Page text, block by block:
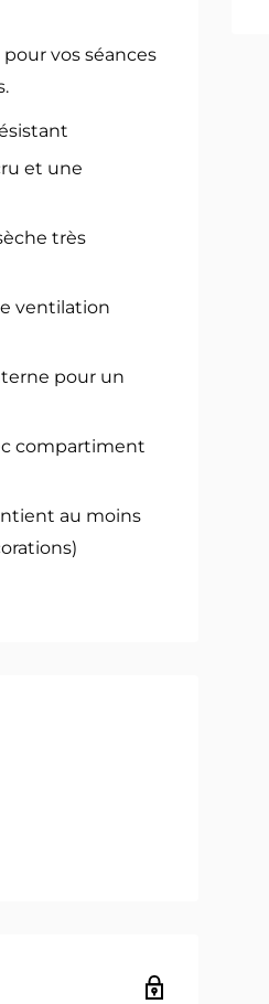
vos séances
et une
très
ventilation
pour un
compartiment
au moins